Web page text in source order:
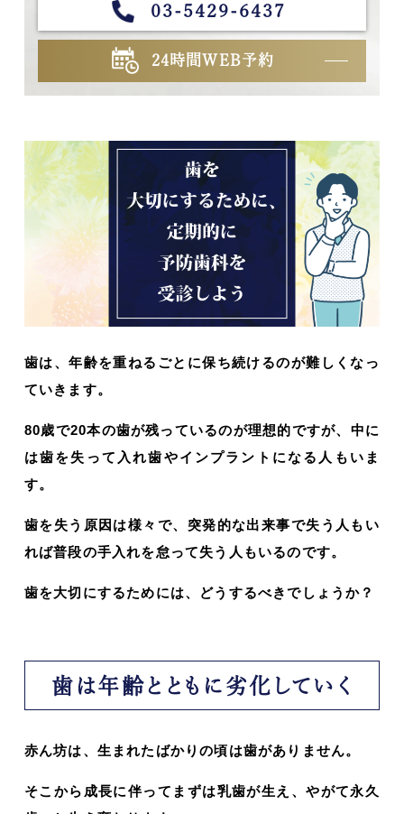
03-5429-6437
24時間WEB予約
歯は、年齢を重ねるごとに保ち続けるのが難しくなっ
ていきます。
80歳で20本の歯が残っているのが理想的ですが、中に
は歯を失って入れ歯やインプラントになる人もいま
す。
歯を失う原因は様々で、突発的な出来事で失う人もい
れば普段の手入れを怠って失う人もいるのです。
歯を大切にするためには、どうするべきでしょうか？
歯は年齢とともに劣化していく
赤ん坊は、生まれたばかりの頃は歯がありません。
そこから成長に伴ってまずは乳歯が生え、やがて永久